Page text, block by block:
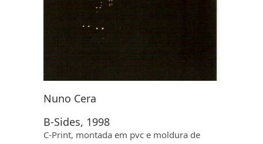
Nuno Cera
B-Sides, 1998
C-Print, montada em pvc e moldura de